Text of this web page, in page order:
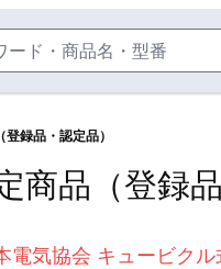
周辺機器
録品・認定品）
商品（登録
電気協会 キュービク